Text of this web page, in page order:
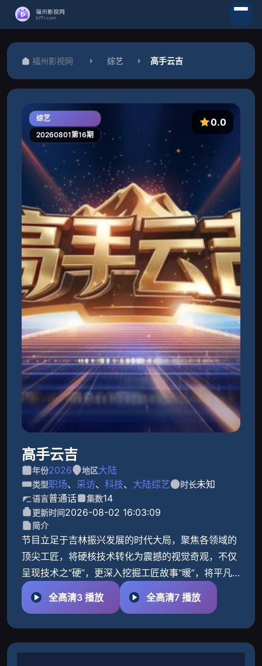
福州影视网 综艺 高手云吉
综艺
20260801第16期
0.0
高手云吉
年份2026 地区大陆
类型职场、 采访、 科技、 大陆综艺 时长未知
语言普通话 集数14
更新时间2026-08-02 16:03:09
简介
节目立足于吉林振兴发展的时代大局，聚焦各领域的
顶尖工匠，将硬核技术转化为震撼的视觉奇观，不仅
呈现技术之“硬”，更深入挖掘工匠故事“暖”，将平凡
岗位上的奋斗升华为动人的先锋传奇。
全高清3 播放 全高清7 播放